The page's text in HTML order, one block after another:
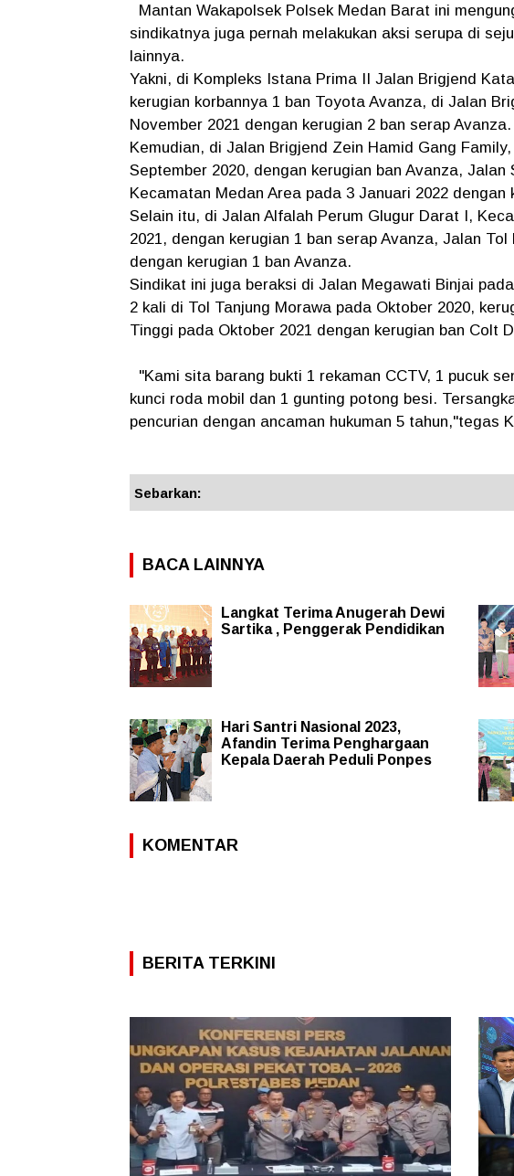
Mantan Wakapolsek Polsek Medan Barat ini
sindikatnya juga pernah melakukan aksi serupa di
lainnya.
Yakni, di Kompleks Istana Prima II Jalan Brigjend
kerugian korbannya 1 ban Toyota Avanza, di Jalan
November 2021 dengan kerugian 2 ban serap Avanza.
Kemudian, di Jalan Brigjend Zein Hamid Gang
September 2020, dengan kerugian ban Avanza,
Kecamatan Medan Area pada 3 Januari 2022 dengan
Selain itu, di Jalan Alfalah Perum Glugur Darat I,
2021, dengan kerugian 1 ban serap Avanza, Jalan
dengan kerugian 1 ban Avanza.
Sindikat ini juga beraksi di Jalan Megawati Binjai
2 kali di Tol Tanjung Morawa pada Oktober 2020,
Tinggi pada Oktober 2021 dengan kerugian ban Colt
"Kami sita barang bukti 1 rekaman CCTV, 1 pucuk
kunci roda mobil dan 1 gunting potong besi.
pencurian dengan ancaman hukuman 5 tahun,"tegas
Sebarkan:
BACA LAINNYA
Langkat Terima Anugerah Dewi
Sartika , Penggerak Pendidikan
Hari Santri Nasional 2023,
Afandin Terima Penghargaan
Kepala Daerah Peduli Ponpes
KOMENTAR
BERITA TERKINI